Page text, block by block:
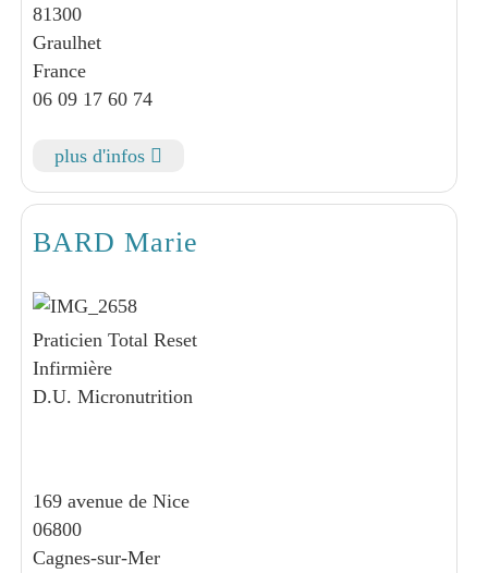
81300
Graulhet
France
06 09 17 60 74
plus d'infos
BARD Marie
Praticien Total Reset
Infirmière
D.U. Micronutrition
169 avenue de Nice
06800
Cagnes-sur-Mer